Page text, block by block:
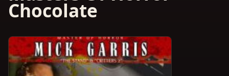
Chocolate